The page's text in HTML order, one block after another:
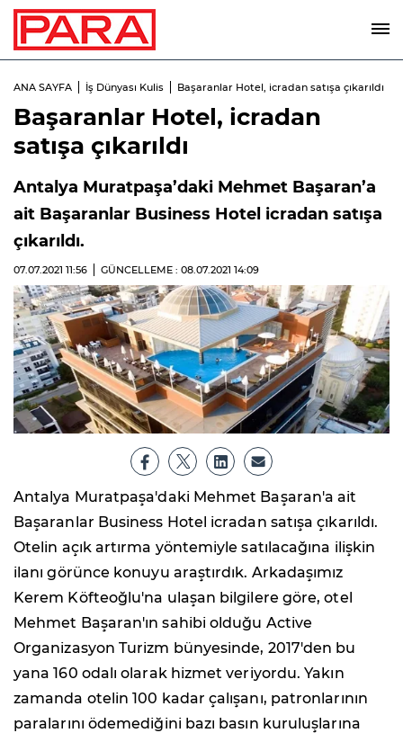
ANA SAYFA İş Dünyası Kulis Başaranlar Hotel, icradan satışa çıkarıldı
Başaranlar Hotel, icradan
satışa çıkarıldı
Antalya Muratpaşa’daki Mehmet Başaran’a
ait Başaranlar Business Hotel icradan satışa
çıkarıldı.
07.07.2021 11:56 GÜNCELLEME : 08.07.2021 14:09
Antalya Muratpaşa'daki Mehmet Başaran'a ait
Başaranlar Business Hotel icradan satışa çıkarıldı.
Otelin açık artırma yöntemiyle satılacağına ilişkin
ilanı görünce konuyu araştırdık. Arkadaşımız
Kerem Köfteoğlu'na ulaşan bilgilere göre, otel
Mehmet Başaran'ın sahibi olduğu Active
Organizasyon Turizm bünyesinde, 2017'den bu
yana 160 odalı olarak hizmet veriyordu. Yakın
zamanda otelin 100 kadar çalışanı, patronlarının
paralarını ödemediğini bazı basın kuruluşlarına